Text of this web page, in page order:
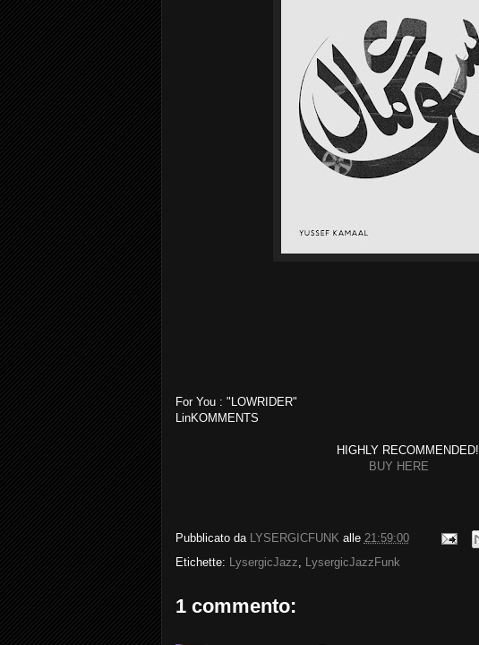
For You : "LOWRIDER"
LinKOMMENTS
HIGHLY RECOMMENDED!
BUY HERE
Pubblicato da LYSERGICFUNK alle 21:59:00
Etichette: LysergicJazz, LysergicJazzFunk
1 commento: